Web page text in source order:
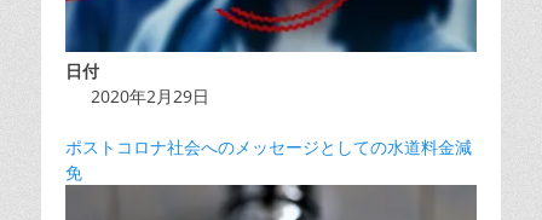
日付
2020年2月29日
ポストコロナ社会へのメッセージとしての水道料金減
免